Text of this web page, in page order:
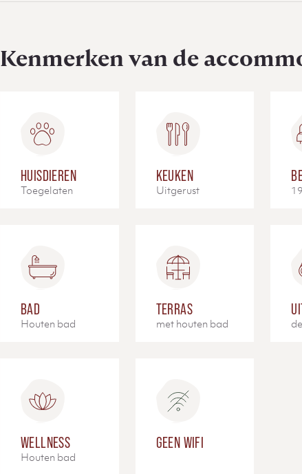
Kenmerken van de
HUISDIEREN
Toegelaten
KEUKEN
Uitgerust
BAD
Houten bad
TERRAS
met houten bad
WELLNESS
Houten bad
GEEN WIFI